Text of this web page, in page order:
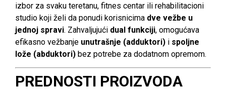
izbor za svaku teretanu, fitnes centar ili rehabilitacioni
studio koji želi da ponudi korisnicima dve vežbe u
jednoj spravi. Zahvaljujući dual funkciji, omogućava
efikasno vežbanje unutrašnje (adduktori) i spoljne
lože (abduktori) bez potrebe za dodatnom opremom.
PREDNOSTI PROIZVODA